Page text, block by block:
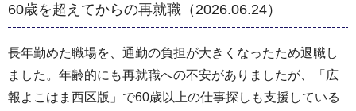
60歳を超えてからの再就職（2026.06.24）
長年勤めた職場を、通勤の負担が大きくなったため退職し
ました。年齢的にも再就職への不安がありましたが、「広
報よこはま西区版」で60歳以上の仕事探しも支援している